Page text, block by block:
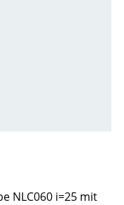
NLC060 i=25 mit